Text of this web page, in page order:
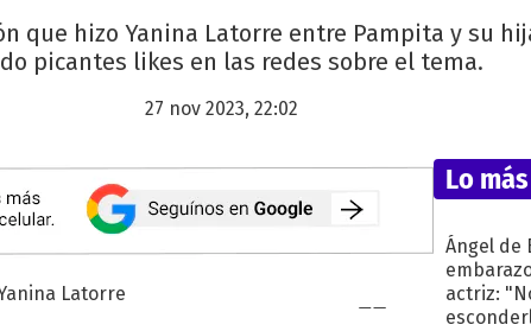
que hizo Yanina Latorre entre Pampita y su
picantes likes en las redes sobre el tema.
27 nov 2023, 22:02
Lo
Ángel de
actriz: